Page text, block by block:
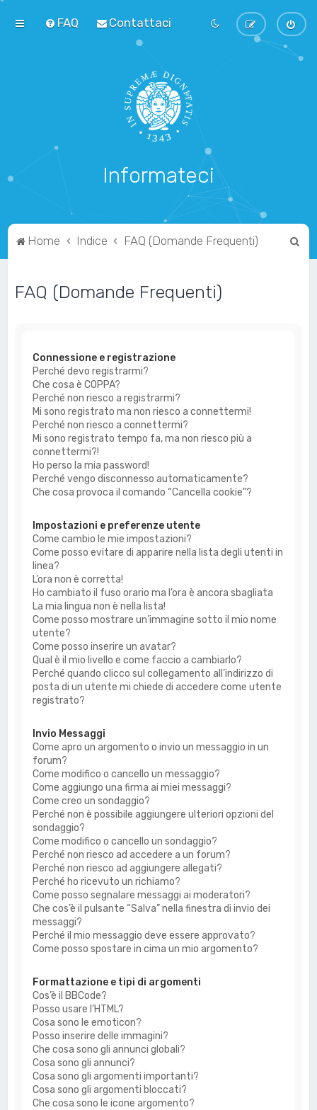
FAQ Contattaci
Informateci
Home Indice FAQ (Domande Frequenti)
FAQ (Domande Frequenti)
Connessione e registrazione
Perché devo registrarmi?
Che cosa è COPPA?
Perché non riesco a registrarmi?
Mi sono registrato ma non riesco a connettermi!
Perché non riesco a connettermi?
Mi sono registrato tempo fa, ma non riesco più a
connettermi?!
Ho perso la mia password!
Perché vengo disconnesso automaticamente?
Che cosa provoca il comando “Cancella cookie”?
Impostazioni e preferenze utente
Come cambio le mie impostazioni?
Come posso evitare di apparire nella lista degli utenti in
linea?
L’ora non è corretta!
Ho cambiato il fuso orario ma l’ora è ancora sbagliata
La mia lingua non è nella lista!
Come posso mostrare un’immagine sotto il mio nome
utente?
Come posso inserire un avatar?
Qual è il mio livello e come faccio a cambiarlo?
Perché quando clicco sul collegamento all’indirizzo di
posta di un utente mi chiede di accedere come utente
registrato?
Invio Messaggi
Come apro un argomento o invio un messaggio in un
forum?
Come modifico o cancello un messaggio?
Come aggiungo una firma ai miei messaggi?
Come creo un sondaggio?
Perché non è possibile aggiungere ulteriori opzioni del
sondaggio?
Come modifico o cancello un sondaggio?
Perché non riesco ad accedere a un forum?
Perché non riesco ad aggiungere allegati?
Perché ho ricevuto un richiamo?
Come posso segnalare messaggi ai moderatori?
Che cos’è il pulsante “Salva” nella finestra di invio dei
messaggi?
Perché il mio messaggio deve essere approvato?
Come posso spostare in cima un mio argomento?
Formattazione e tipi di argomenti
Cos’è il BBCode?
Posso usare l’HTML?
Cosa sono le emoticon?
Posso inserire delle immagini?
Che cosa sono gli annunci globali?
Cosa sono gli annunci?
Cosa sono gli argomenti importanti?
Cosa sono gli argomenti bloccati?
Che cosa sono le icone argomento?